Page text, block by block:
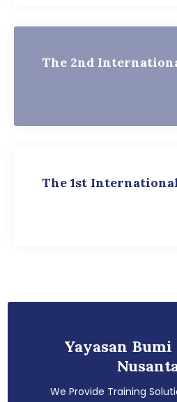
The 2nd
The 1st
Yayasan
We Provide Training